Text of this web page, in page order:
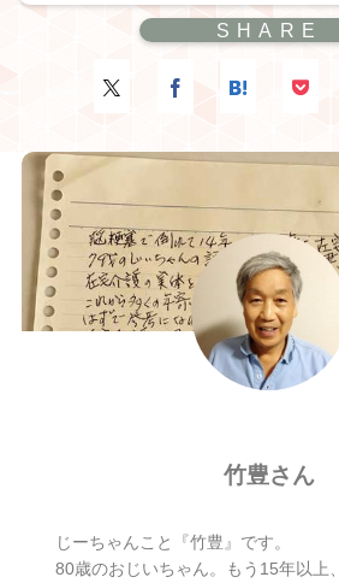
竹豊さん
じーちゃんこと『竹豊』です。
80歳のおじいちゃん。もう15年以上